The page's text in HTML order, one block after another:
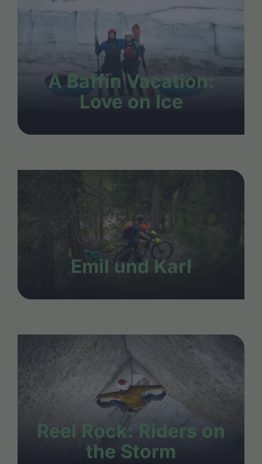
A Baffin Vacation:
Love on Ice
Emil und Karl
Reel Rock: Riders on
the Storm